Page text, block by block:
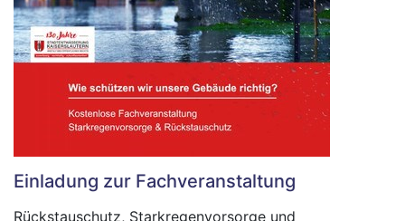
Einladung zur Fachveranstaltung
Rückstauschutz, Starkregenvorsorge und